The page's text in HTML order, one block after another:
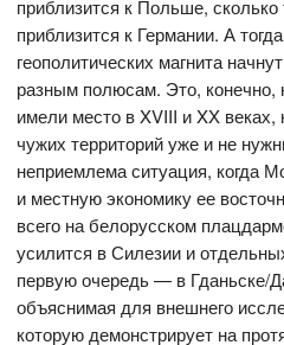
приблизится к Польше, сколько
приблизится к Германии. А
геополитических магнита
разным полюсам. Это, конечно,
имели место в XVIII и XX
чужих территорий уже и не
неприемлема ситуация, когда
и местную экономику ее
всего на белорусском
усилится в Силезии и
первую очередь — в Гданьске/
объяснимая для внешнего
которую демонстрирует на